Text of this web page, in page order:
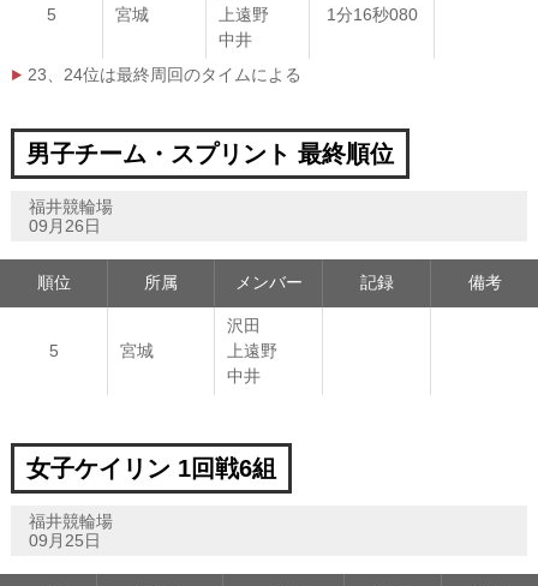
5 宮城
上遠野
中井
1分16秒080
23、24位は最終周回のタイムによる
男子チーム・スプリント 最終順位
福井競輪場
09月26日
順位 所属 メンバー 記録 備考
5 宮城
沢田
上遠野
中井
女子ケイリン 1回戦6組
福井競輪場
09月25日